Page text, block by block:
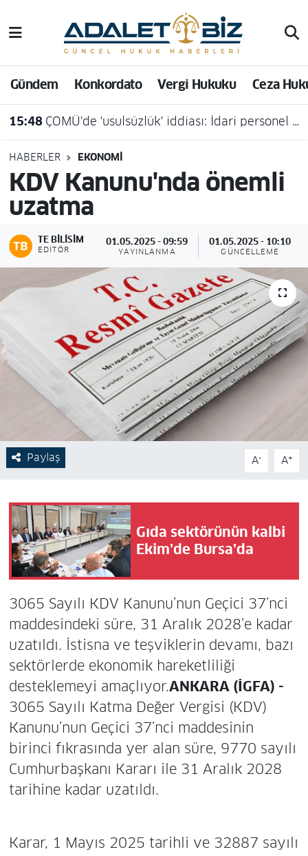
Gündem Konkordato Vergi Hukuku Ceza
15:48 ÇOMÜ'de 'usulsüzlük' iddiası: İdari personel açığa alındı
HABERLER EKONOMI
KDV Kanunu'nda önemli
uzatma
TE BILISIM
EDITÖR
01.05.2025 - 09:59
YAYINLANMA
01.05.2025 - 10:10
GÜNCELLEME
Paylaş A- A+
Gıda sektörünün kalbi
Ekim’de Bursa’da
3065 Sayılı KDV Kanunu’nun Geçici 37’nci
maddesindeki süre, 31 Aralık 2028’e kadar
uzatıldı. İstisna ve teşviklerin devamı, bazı
sektörlerde ekonomik hareketliliği
desteklemeyi amaçlıyor.ANKARA (İGFA) -
3065 Sayılı Katma Değer Vergisi (KDV)
Kanunu’nun Geçici 37’nci maddesinin
birinci fıkrasında yer alan süre, 9770 sayılı
Cumhurbaşkanı Kararı ile 31 Aralık 2028
tarihine kadar uzatıldı.
Karar, 1 Mayıs 2025 tarihli ve 32887 sayılı
Hava Durumu
Trafik Durumu
Süper Lig Puan Durumu ve Fikstür
Tüm Manşetler
Son Dakika Haberleri